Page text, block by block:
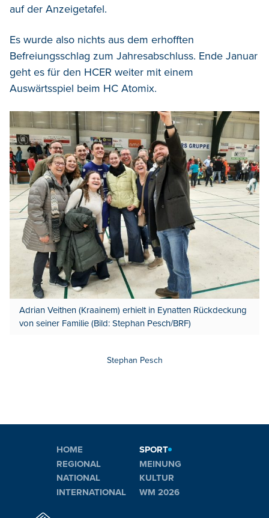
auf der Anzeigetafel.
Es wurde also nichts aus dem erhofften
Befreiungsschlag zum Jahresabschluss. Ende Januar
geht es für den HCER weiter mit einem
Auswärtsspiel beim HC Atomix.
Adrian Veithen (Kraainem) erhielt in Eynatten Rückdeckung
von seiner Familie (Bild: Stephan Pesch/BRF)
Stephan Pesch
HOME
REGIONAL
NATIONAL
INTERNATIONAL
SPORT
MEINUNG
KULTUR
WM 2026